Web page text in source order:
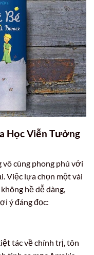
Học Viễn Tưởng
cùng phong phú với
Việc lựa chọn một vài
hề dễ dàng,
ý đáng đọc:
tác về chính trị, tôn